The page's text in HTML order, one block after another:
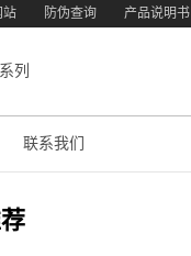
站 防伪查询 产品说明书
列
联系我们